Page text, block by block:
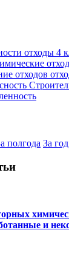
отходы 4
отходов
полгода За год
и